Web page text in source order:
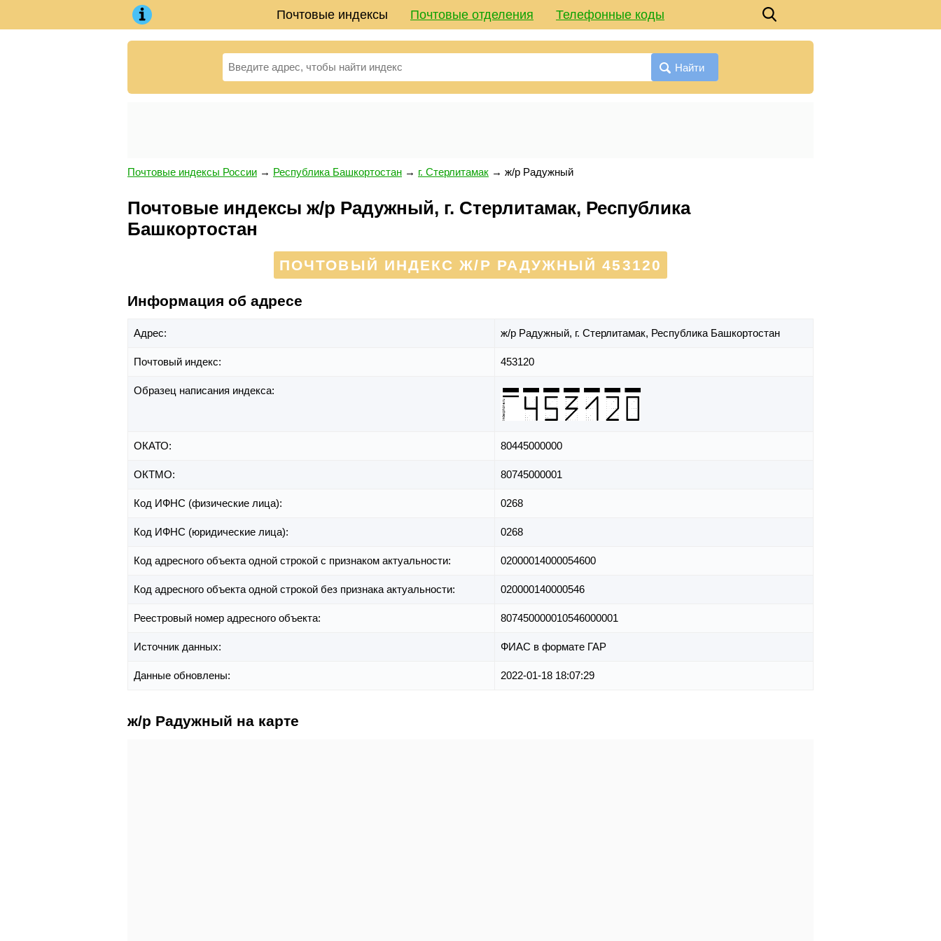
Почтовые индексы Почтовые отделения Телефонные коды
Найти
Почтовые индексы России → Республика Башкортостан → г. Стерлитамак → ж/р Радужный
Почтовые индексы ж/р Радужный, г. Стерлитамак, Республика
Башкортостан
ПОЧТОВЫЙ ИНДЕКС Ж/Р РАДУЖНЫЙ 453120
Информация об адресе
Адрес: ж/р Радужный, г. Стерлитамак, Республика Башкортостан
Почтовый индекс: 453120
Образец написания индекса:
ОКАТО: 80445000000
ОКТМО: 80745000001
Код ИФНС (физические лица): 0268
Код ИФНС (юридические лица): 0268
Код адресного объекта одной строкой с признаком актуальности: 02000014000054600
Код адресного объекта одной строкой без признака актуальности: 020000140000546
Реестровый номер адресного объекта: 807450000010546000001
Источник данных: ФИАС в формате ГАР
Данные обновлены: 2022-01-18 18:07:29
ж/р Радужный на карте